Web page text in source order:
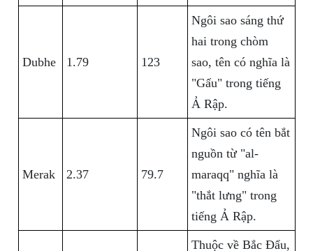
Dubhe 1.79 123
Ngôi sao sáng thứ
hai trong chòm
sao, tên có nghĩa là
"Gấu" trong tiếng
Ả Rập.
Merak 2.37 79.7
Ngôi sao có tên bắt
nguồn từ "al-
maraqq" nghĩa là
"thắt lưng" trong
tiếng Ả Rập.
Thuộc về Bắc Đẩu,